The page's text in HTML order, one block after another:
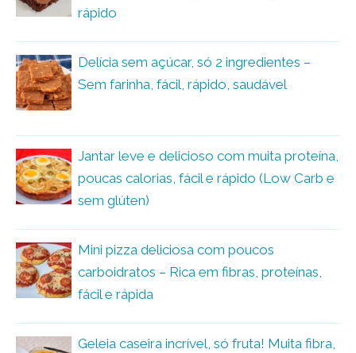
rápido
Delícia sem açúcar, só 2 ingredientes –
Sem farinha, fácil, rápido, saudável
Jantar leve e delicioso com muita proteína,
poucas calorias, fácil e rápido (Low Carb e
sem glúten)
Mini pizza deliciosa com poucos
carboidratos – Rica em fibras, proteínas,
fácil e rápida
Geleia caseira incrível, só fruta! Muita fibra,